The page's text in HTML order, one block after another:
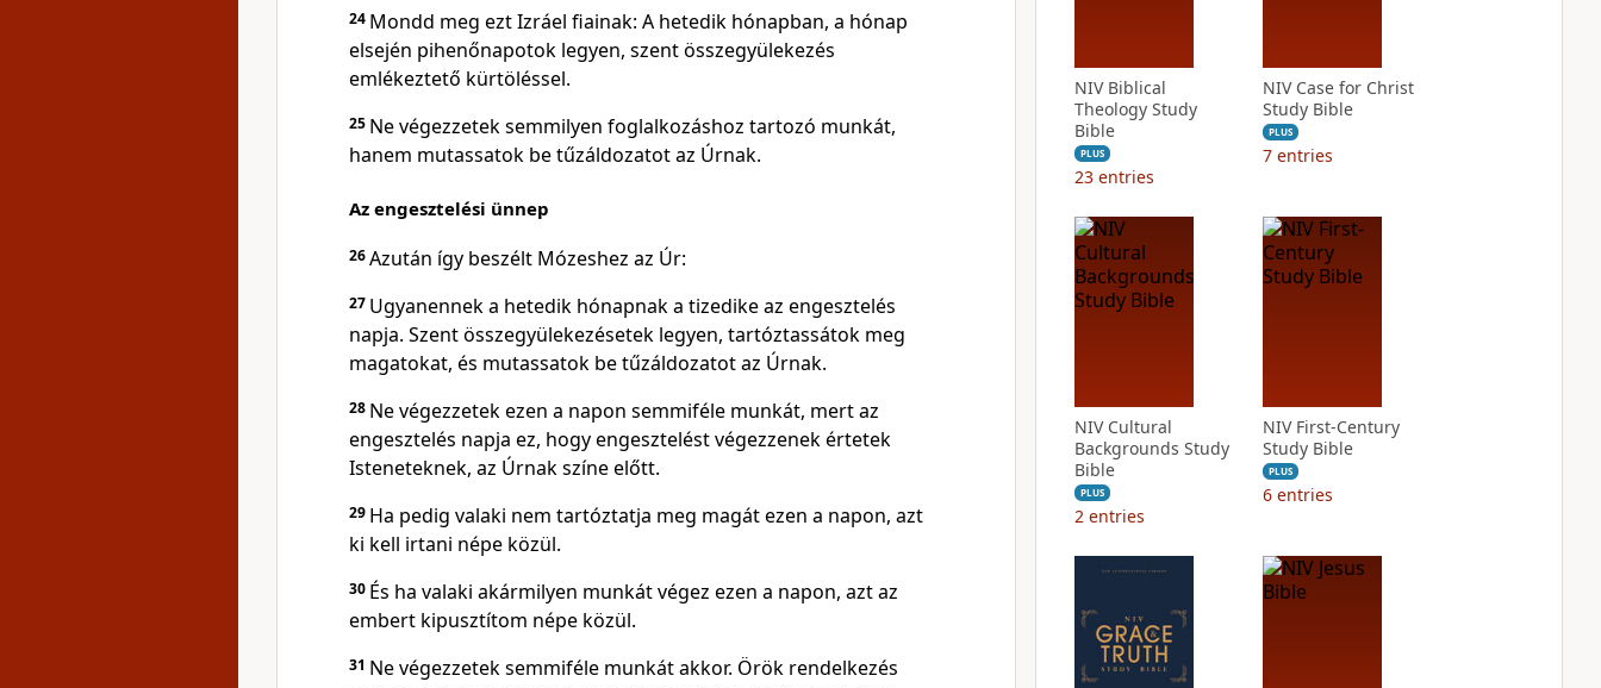
24 Mondd meg ezt Izráel fiainak: A hetedik hónapban, a hónap
elsején pihenőnapotok legyen, szent összegyülekezés
emlékeztető kürtöléssel.
25 Ne végezzetek semmilyen foglalkozáshoz tartozó munkát,
hanem mutassatok be tűzáldozatot az Úrnak.
Az engesztelési ünnep
26Azután így beszélt Mózeshez az Úr:
27 Ugyanennek a hetedik hónapnak a tizedike az engesztelés
napja. Szent összegyülekezésetek legyen, tartóztassátok meg
magatokat, és mutassatok be tűzáldozatot az Úrnak.
28 Ne végezzetek ezen a napon semmiféle munkát, mert az
engesztelés napja ez, hogy engesztelést végezzenek értetek
Isteneteknek, az Úrnak színe előtt.
29 Ha pedig valaki nem tartóztatja meg magát ezen a napon, azt
ki kell irtani népe közül.
30 És ha valaki akármilyen munkát végez ezen a napon, azt az
embert kipusztítom népe közül.
31 Ne végezzetek semmiféle munkát akkor. Örök rendelkezés
NIV Biblical
Theology Study
Bible
PLUS
23 entries
NIV Case for Christ
Study Bible
PLUS
7 entries
NIV Cultural
Backgrounds Study
Bible
PLUS
2 entries
NIV First-Century
Study Bible
PLUS
6 entries